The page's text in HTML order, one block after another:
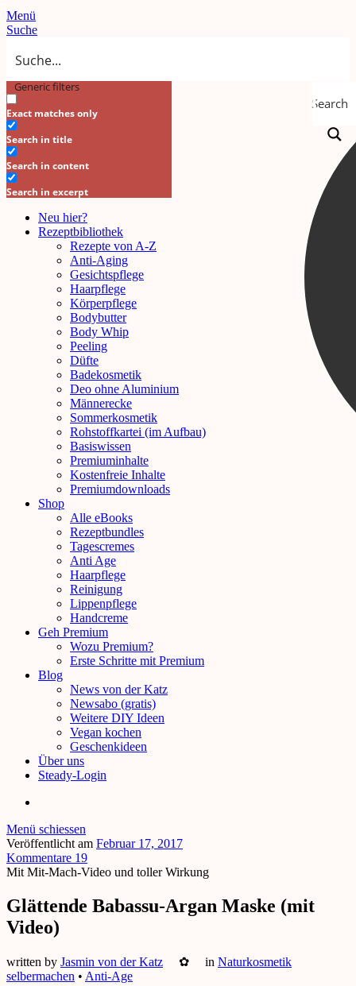
Menü
Suche
Search
Generic filters
Exact matches only
Search in title
Search in content
Search in excerpt
Neu hier?
Rezeptbibliothek
Rezepte von A-Z
Anti-Aging
Gesichtspflege
Haarpflege
Körperpflege
Bodybutter
Body Whip
Peeling
Düfte
Badekosmetik
Deo ohne Aluminium
Männerecke
Sommerkosmetik
Rohstoffkartei (im Aufbau)
Basiswissen
Premiuminhalte
Kostenfreie Inhalte
Premiumdownloads
Shop
Alle eBooks
Rezeptbundles
Tagescremes
Anti Age
Haarpflege
Reinigung
Lippenpflege
Handcreme
Geh Premium
Wozu Premium?
Erste Schritte mit Premium
Blog
News von der Katz
Newsabo (gratis)
Weitere DIY Ideen
Vegan kochen
Geschenkideen
Über uns
Steady-Login
Menü schiessen
Veröffentlicht am Februar 17, 2017
Kommentare 19
Mit Mit-Mach-Video und toller Wirkung
Glättende Babassu-Argan Maske (mit
Video)
written by Jasmin von der Katz ✿ in Naturkosmetik
selbermachen • Anti-Age